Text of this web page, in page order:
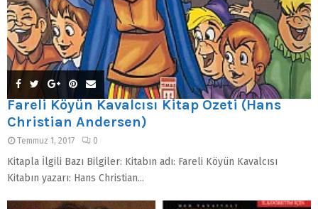
Fareli Köyün Kavalcısı Kitap Özeti (Hans
Christian Andersen)
Temmuz 1, 2017 0
Kitapla İlgili Bazı Bilgiler: Kitabın adı: Fareli Köyün Kavalcısı
Kitabın yazarı: Hans Christian...